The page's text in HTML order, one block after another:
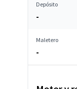
Depósito
-
Maletero
-